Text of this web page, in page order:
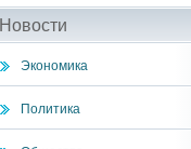
Новости
Экономика
Политика